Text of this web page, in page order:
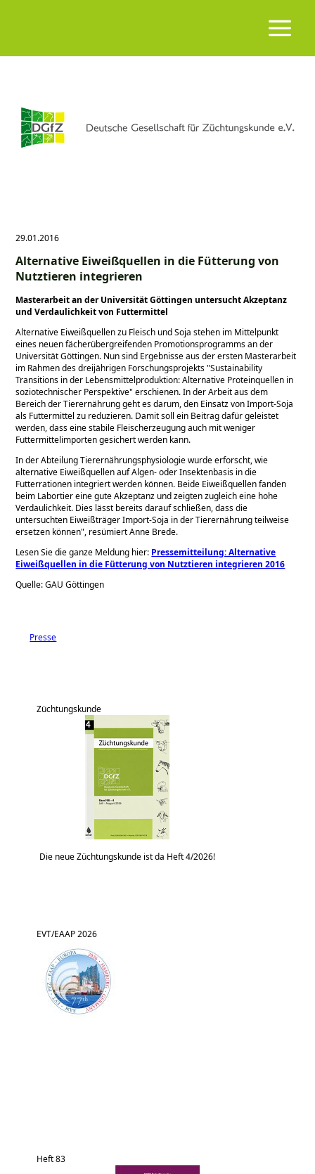
29.01.2016
Alternative Eiweißquellen in die Fütterung von
Nutztieren integrieren
Masterarbeit an der Universität Göttingen untersucht Akzeptanz
und Verdaulichkeit von Futtermittel
Alternative Eiweißquellen zu Fleisch und Soja stehen im Mittelpunkt
eines neuen fächerübergreifenden Promotionsprogramms an der
Universität Göttingen. Nun sind Ergebnisse aus der ersten Masterarbeit
im Rahmen des dreijährigen Forschungsprojekts Sustainability
Transitions in der Lebensmittelproduktion: Alternative Proteinquellen in
soziotechnischer Perspektive erschienen. In der Arbeit aus dem
Bereich der Tierernährung geht es darum, den Einsatz von Import-Soja
als Futtermittel zu reduzieren. Damit soll ein Beitrag dafür geleistet
werden, dass eine stabile Fleischerzeugung auch mit weniger
Futtermittelimporten gesichert werden kann.
In der Abteilung Tierernährungsphysiologie wurde erforscht, wie
alternative Eiweißquellen auf Algen- oder Insektenbasis in die
Futterrationen integriert werden können. Beide Eiweißquellen fanden
beim Labortier eine gute Akzeptanz und zeigten zugleich eine hohe
Verdaulichkeit. Dies lässt bereits darauf schließen, dass die
untersuchten Eiweißträger Import-Soja in der Tierernährung teilweise
ersetzen können", resümiert Anne Brede.
Lesen Sie die ganze Meldung hier: Pressemitteilung: Alternative
Eiweißquellen in die Fütterung von Nutztieren integrieren 2016
Quelle: GAU Göttingen
Presse
Züchtungskunde
Die neue Züchtungskunde ist da Heft 4/2026!
EVT/EAAP 2026
Heft 83